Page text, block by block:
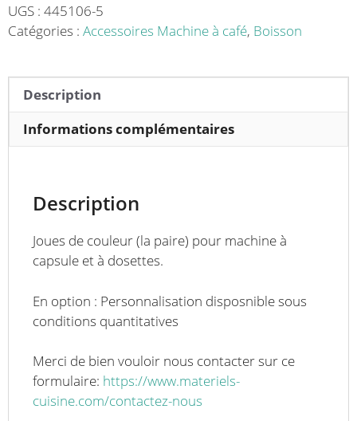
à
dosettes
UGS : 445106-5
Catégories : Accessoires Machine à café, Boisson
Description
Informations complémentaires
Description
Joues de couleur (la paire) pour machine à
capsule et à dosettes.
En option : Personnalisation disposnible sous
conditions quantitatives
Merci de bien vouloir nous contacter sur ce
formulaire: https://www.materiels-
cuisine.com/contactez-nous